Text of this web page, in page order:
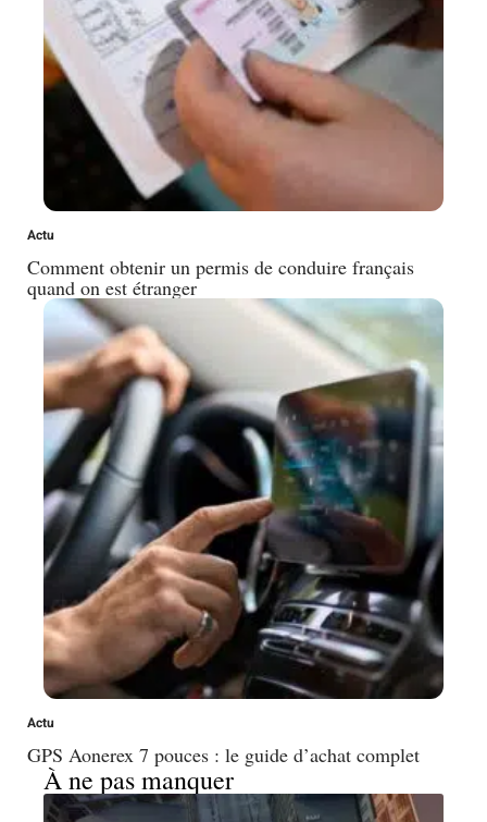
Actu
Comment obtenir un permis de conduire français
quand on est étranger
Actu
GPS Aonerex 7 pouces : le guide d’achat complet
À ne pas manquer